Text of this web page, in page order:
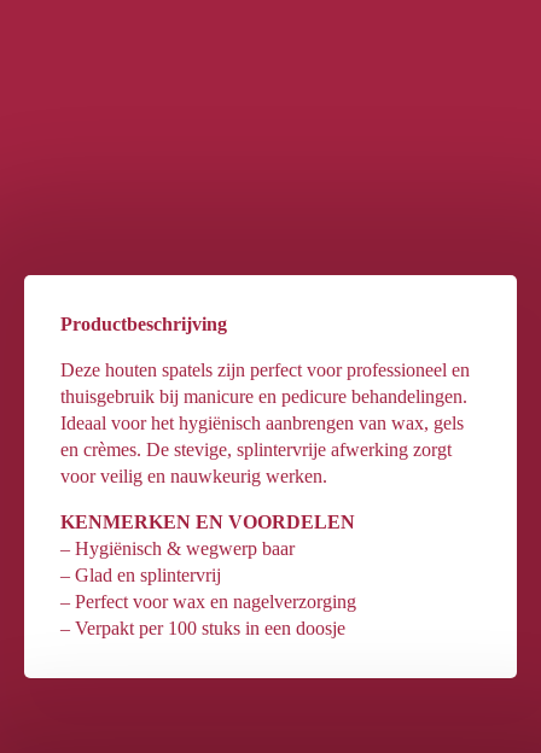
Productbeschrijving
Deze houten spatels zijn perfect voor professioneel en
thuisgebruik bij manicure en pedicure behandelingen.
Ideaal voor het hygiënisch aanbrengen van wax, gels
en crèmes. De stevige, splintervrije afwerking zorgt
voor veilig en nauwkeurig werken.
KENMERKEN EN VOORDELEN
– Hygiënisch & wegwerp baar
– Glad en splintervrij
– Perfect voor wax en nagelverzorging
– Verpakt per 100 stuks in een doosje